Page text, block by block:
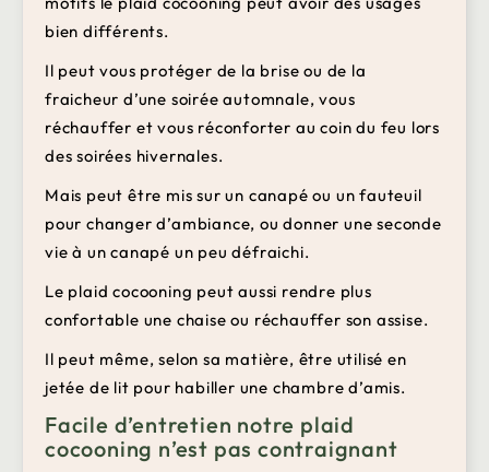
bien différents.
Il peut vous protéger de la brise ou de la
fraicheur d’une soirée automnale, vous
réchauffer et vous réconforter au coin du feu lors
des soirées hivernales.
Mais peut être mis sur un canapé ou un fauteuil
pour changer d’ambiance, ou donner une seconde
vie à un canapé un peu défraichi.
Le plaid cocooning peut aussi rendre plus
confortable une chaise ou réchauffer son assise.
Il peut même, selon sa matière, être utilisé en
jetée de lit pour habiller une chambre d’amis.
Facile d’entretien notre plaid
cocooning n’est pas contraignant